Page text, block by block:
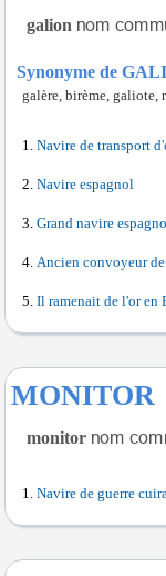
galion
Synonyme de
galère, birème, galiote,
Navire de transport
Navire espagnol
Grand navire
Ancien convoyeur
Il ramenait de l'or en
MONITOR
monitor
Navire de guerre